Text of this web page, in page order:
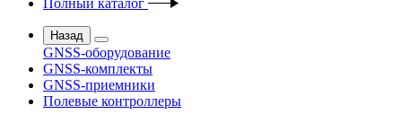
Полный каталог
Назад
GNSS-оборудование
GNSS-комплекты
GNSS-приемники
Полевые контроллеры